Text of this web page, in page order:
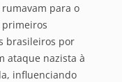
para o
primeiros
brasileiros por
ataque nazista à
influenciando